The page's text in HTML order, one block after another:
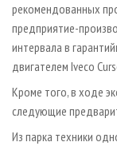
рекомендованных
предприятие­-
интервала в
двигателем Iveco
Кроме того, в ходе
следующие
Из парка техники